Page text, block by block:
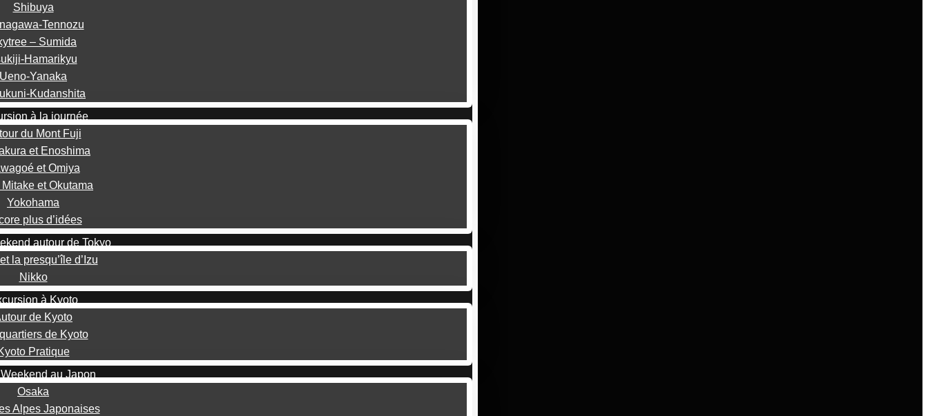
Shibuya
Tennozu
– Sumida
Hamarikyu
Ueno-Yanaka
Kudanshita
à la journée
du Mont Fuji
et Enoshima
et Omiya
et Okutama
Yokohama
plus d’idées
autour de Tokyo
la presqu’île d’Izu
Nikko
à Kyoto
de Kyoto
de Kyoto
Pratique
au Japon
Osaka
Alpes Japonaises